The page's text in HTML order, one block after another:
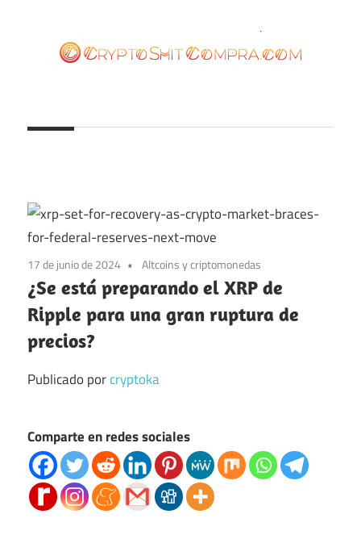
contenido
17 de junio de 2024 Altcoins y criptomonedas
¿Se está preparando el XRP de
Ripple para una gran ruptura de
precios?
Publicado porcryptoka
Comparte en redes sociales